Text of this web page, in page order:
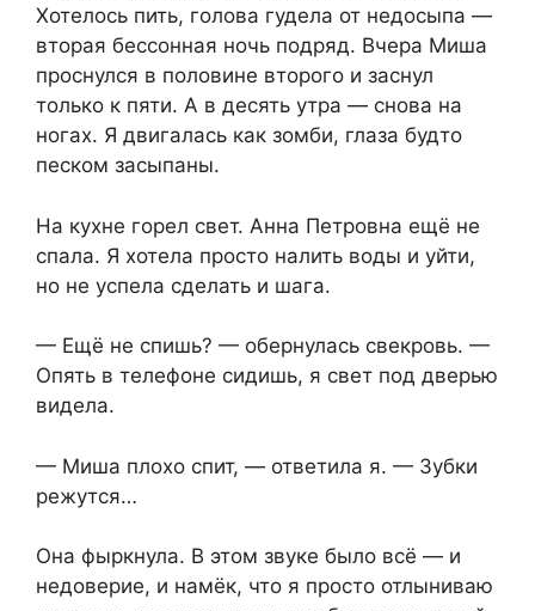
Хотелось пить, голова гудела от недосыпа —
вторая бессонная ночь подряд. Вчера Миша
проснулся в половине второго и заснул
только к пяти. А в десять утра — снова на
ногах. Я двигалась как зомби, глаза будто
песком засыпаны.
На кухне горел свет. Анна Петровна ещё не
спала. Я хотела просто налить воды и уйти,
но не успела сделать и шага.
— Ещё не спишь? — обернулась свекровь. —
Опять в телефоне сидишь, я свет под дверью
видела.
— Миша плохо спит, — ответила я. — Зубки
режутся…
Она фыркнула. В этом звуке было всё — и
недоверие, и намёк, что я просто отлыниваю